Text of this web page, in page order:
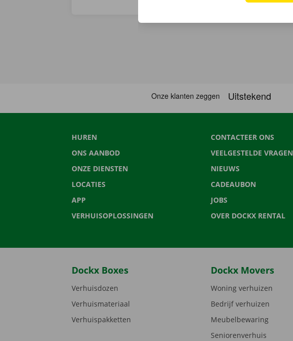
HUREN
ONS AANBOD
ONZE DIENSTEN
LOCATIES
APP
VERHUISOPLOSSINGEN
CONTACTEER ONS
VEELGESTELDE VRAGEN
NIEUWS
CADEAUBON
JOBS
OVER DOCKX RENTAL
Dockx Boxes
Verhuisdozen
Verhuismateriaal
Verhuispakketten
Dockx Movers
Woning verhuizen
Bedrijf verhuizen
Meubelbewaring
Seniorenverhuis